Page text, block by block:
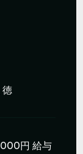
徳
円給与